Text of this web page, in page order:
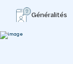
Généralités